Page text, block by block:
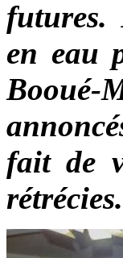
futures.
en eau
Booué-
fait de
rétrécies.